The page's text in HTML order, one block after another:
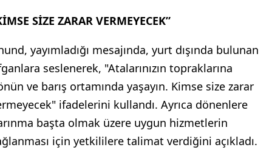
SİZE ZARAR VERMEYECEK”
yayımladığı mesajında, yurt dışında bulunan
seslenerek, "Atalarınızın topraklarına
ve barış ortamında yaşayın. Kimse size zarar
ifadelerini kullandı. Ayrıca dönenlere
başta olmak üzere uygun hizmetlerin
için yetkililere talimat verdiğini açıkladı.